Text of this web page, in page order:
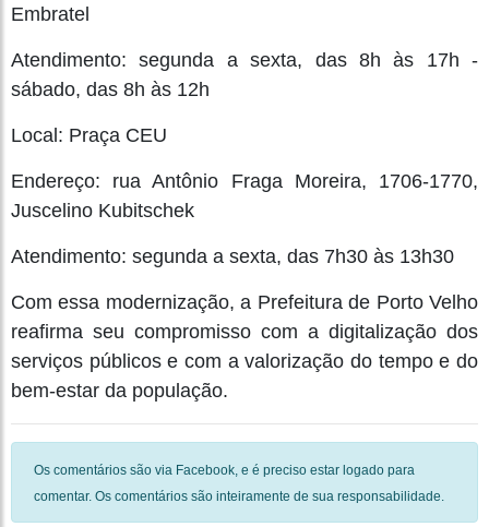
Embratel
Atendimento: segunda a sexta, das 8h às 17h -
sábado, das 8h às 12h
Local: Praça CEU
Endereço: rua Antônio Fraga Moreira, 1706-1770,
Juscelino Kubitschek
Atendimento: segunda a sexta, das 7h30 às 13h30
Com essa modernização, a Prefeitura de Porto Velho
reafirma seu compromisso com a digitalização dos
serviços públicos e com a valorização do tempo e do
bem-estar da população.
Os comentários são via Facebook, e é preciso estar logado para
comentar. Os comentários são inteiramente de sua responsabilidade.